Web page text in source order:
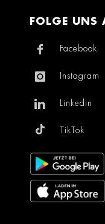
FOLGE UNS
Facebook
Instagram
Linkedin
TikTok